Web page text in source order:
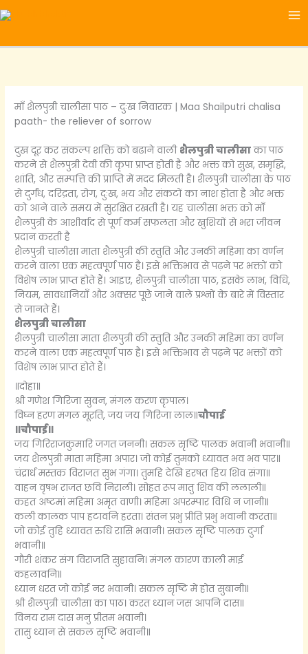
Skip
to
माँ शैलपुत्री चालीसा पाठ – दुःख निवारक | Maa Shailputri chalisa
paath- the reliever of sorrow
दुख दूर कर संकल्प शक्ति को बढाने वाली शैलपुत्री चालीसाका पाठ
करने से शैलपुत्री देवी की कृपा प्राप्त होती है और भक्त को सुख, समृद्धि,
शांति, और सम्पत्ति की प्राप्ति में मदद मिलती है। शैलपुत्री चालीसा के पाठ
से दुर्गंध, दरिद्रता, रोग, दुःख, भय और संकटों का नाश होता है और भक्त
को आने वाले समय में सुरक्षित रखती है। यह चालीसा भक्त को माँ
शैलपुत्री के आशीर्वाद से पूर्ण कर्म सफलता और खुशियों से भरा जीवन
प्रदान करती है
शैलपुत्री चालीसा माता शैलपुत्री की स्तुति और उनकी महिमा का वर्णन
करने वाला एक महत्वपूर्ण पाठ है। इसे भक्तिभाव से पढ़ने पर भक्तों को
विशेष लाभ प्राप्त होते हैं। आइए, शैलपुत्री चालीसा पाठ, इसके लाभ, विधि,
नियम, सावधानियाँ और अक्सर पूछे जाने वाले प्रश्नों के बारे में विस्तार
से जानते हैं।
शैलपुत्री चालीसा
शैलपुत्री चालीसा माता शैलपुत्री की स्तुति और उनकी महिमा का वर्णन
करने वाला एक महत्वपूर्ण पाठ है। इसे भक्तिभाव से पढ़ने पर भक्तों को
विशेष लाभ प्राप्त होते हैं।
॥दोहा॥
श्री गणेश गिरिजा सुवन, मंगल करण कृपाल।
विघ्न हरण मंगल मूरति, जय जय गिरिजा लाल॥चौपाई
॥चौपाई॥
जय गिरिराजकुमारि जगत जननी। सकल सृष्टि पालक भवानी भवानी॥
जय शैलपुत्री माता महिमा अपार। जो कोई तुमको ध्यावत भव भव पार॥
चंद्रार्ध मस्तक विराजत सुभ गंगा। तुमहि देखि हरषत हिय शिव संगा॥
वाहन वृषभ राजत छवि निराली। सोहत रूप मातु शिव की ललाली॥
कहत अष्टमां महिमा अमृत वाणी। महिमा अपरम्पार विधि न जानी॥
कली कालक पाप हटावनि हरता। संतन प्रभु प्रीति प्रभु भवानी करता॥
जो कोई तुहि ध्यावत रुधि रासि भवानी। सकल सृष्टि पालक दुर्गा
भवानी॥
गौरी शंकर संग विराजति सुहावनि। मंगल कारण काली माई
कहलावनि॥
ध्यान धरत जो कोई नर भवानी। सकल सृष्टि में होत सुबानी॥
श्री शैलपुत्री चालीसा का पाठ। करत ध्यान जस आपनि दास॥
विनय राम दास मनु प्रीतम भवानी।
तासु ध्यान से सकल सृष्टि भवानी॥